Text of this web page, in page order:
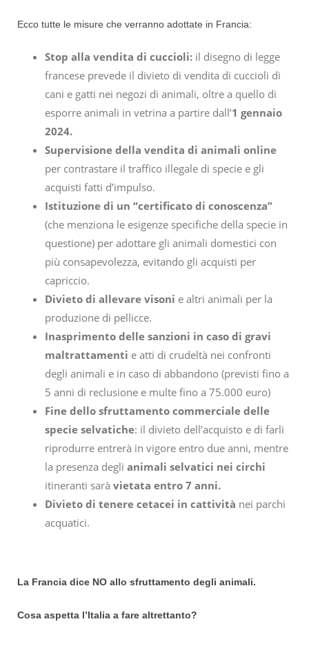
Ecco tutte le misure che verranno adottate in Francia:
Stop alla vendita di cuccioli: il disegno di legge
francese prevede il divieto di vendita di cuccioli di
cani e gatti nei negozi di animali, oltre a quello di
esporre animali in vetrina a partire dall’1 gennaio
2024.
Supervisione della vendita di animali online
per contrastare il traffico illegale di specie e gli
acquisti fatti d’impulso.
Istituzione di un “certificato di conoscenza”
(che menziona le esigenze specifiche della specie in
questione) per adottare gli animali domestici con
più consapevolezza, evitando gli acquisti per
capriccio.
Divieto di allevare visoni e altri animali per la
produzione di pellicce.
Inasprimento delle sanzioni in caso di gravi
maltrattamenti e atti di crudeltà nei confronti
degli animali e in caso di abbandono (previsti fino a
5 anni di reclusione e multe fino a 75.000 euro)
Fine dello sfruttamento commerciale delle
specie selvatiche: il divieto dell’acquisto e di farli
riprodurre entrerà in vigore entro due anni, mentre
la presenza degli animali selvatici nei circhi
itineranti sarà vietata entro 7 anni.
Divieto di tenere cetacei in cattività nei parchi
acquatici.
La Francia dice NO allo sfruttamento degli animali.
Cosa aspetta l’Italia a fare altrettanto?